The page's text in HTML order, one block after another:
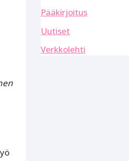
Pääkirjoitus
Uutiset
Verkkolehti